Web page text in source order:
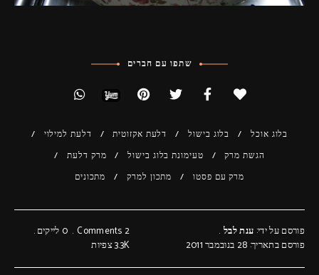
שתפו עם חברים
בלוג אוכל בלוג בישול דלעת אקזוטית
דלעת למילוי
הגשת מרק
טעימונת בלוג בישול
מרק דלעת
מרק עם פסטו
מתכון למרק מתכונים
פורסם על ידי: ענת לבל
פורסם בתאריך: 28 בנובמבר 2011
2 Comments
0 לייקים
3.3Kצפיות